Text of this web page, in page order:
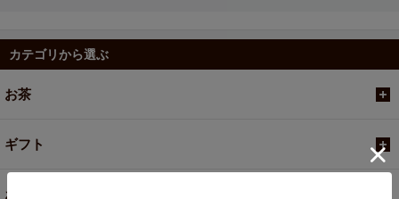
カテゴリから選ぶ
お茶
ギフト
お菓子・食品・飲料